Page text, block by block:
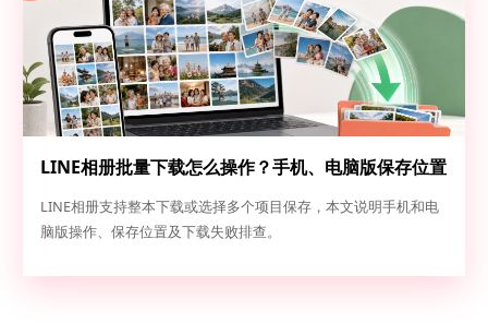
LINE相册批量下载怎么操作？手机、电脑版保存位置
LINE相册支持整本下载或选择多个项目保存，本文说明手机和电
脑版操作、保存位置及下载失败排查。